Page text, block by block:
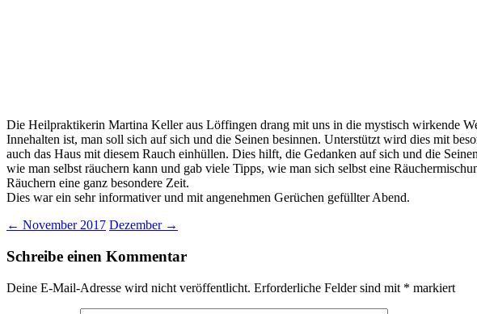
Die Heilpraktikerin Martina Keller aus Löffingen drang mit uns in die mystisch wirkende
Innehalten ist, man soll sich auf sich und die Seinen besinnen. Unterstützt wird dies mit
auch das Haus mit diesem Rauch einhüllen. Dies hilft, die Gedanken auf sich und die
wie man selbst räuchern kann und gab viele Tipps, wie man sich selbst eine
Räuchern eine ganz besondere Zeit.
Dies war ein sehr informativer und mit angenehmen Gerüchen gefüllter Abend.
Beitragsnavigation
← November 2017 Dezember →
Schreibe einen Kommentar
Deine E-Mail-Adresse wird nicht veröffentlicht. Erforderliche Felder sind mit * markiert